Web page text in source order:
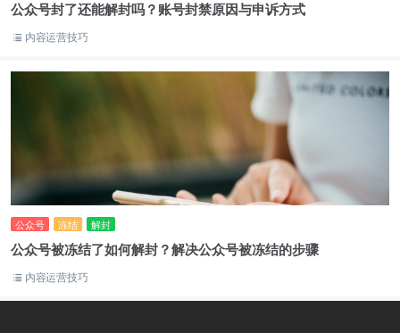
公众号封了还能解封吗？账号封禁原因与申诉方式
内容运营技巧
公众号 冻结 解封
公众号被冻结了如何解封？解决公众号被冻结的步骤
内容运营技巧